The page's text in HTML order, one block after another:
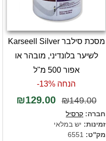
מסכת סילבר Karseell Silver
לשיער בלונדיני, מובהר או
אפור 500 מ"ל
הנחה 13%-
₪149.00
₪129.00
חברה: קרסיל
זמינות: יש במלאי
מק''ט: